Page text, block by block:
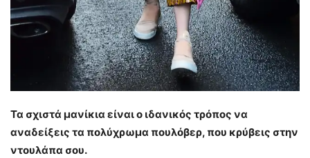
Τα σχιστά μανίκια είναι ο ιδανικός τρόπος να
αναδείξεις τα πολύχρωμα πουλόβερ, που κρύβεις στην
ντουλάπα σου.